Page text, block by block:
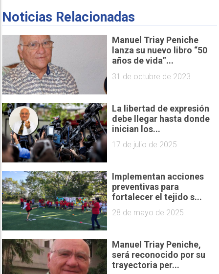
Noticias Relacionadas
Manuel Triay Peniche
lanza su nuevo libro “50
años de vida”...
31 de octubre de 2023
La libertad de expresión
debe llegar hasta donde
inician los...
17 de julio de 2025
Implementan acciones
preventivas para
fortalecer el tejido s...
28 de mayo de 2025
Manuel Triay Peniche,
será reconocido por su
trayectoria per...